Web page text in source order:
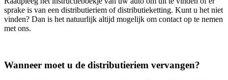
sprake is van een distributieriem of distributieketting. Kunt u het niet
vinden? Dan is het natuurlijk altijd mogelijk om contact op te nemen
met ons.
Wanneer moet u de distributieriem vervangen?